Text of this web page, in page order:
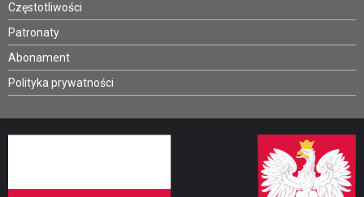
Częstotliwości
Patronaty
Abonament
Polityka prywatności